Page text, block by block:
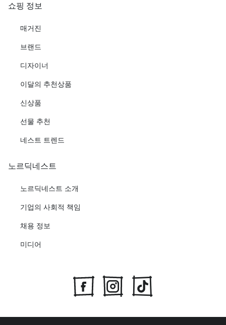
쇼핑 정보
매거진
브랜드
디자이너
이달의 추천상품
신상품
선물 추천
네스트 트렌드
노르딕네스트
노르딕네스트 소개
기업의 사회적 책임
채용 정보
미디어